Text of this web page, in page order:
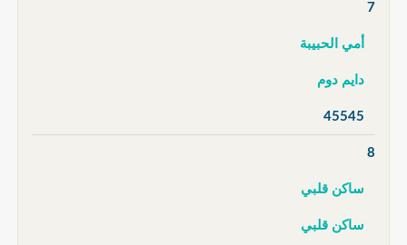
7
أمي الحبيبة
دايم دوم
45545
8
ساكن قلبي
ساكن قلبي